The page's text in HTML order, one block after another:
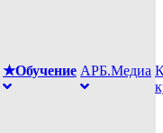
★Обучение АРБ.Медиа